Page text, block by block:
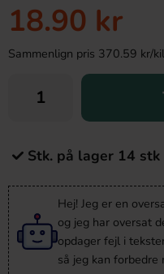
18.90 kr
Sammenlign pris 370.59 kr/
Stk. på lager 14 stk
Hej! Jeg er en
og jeg har oversat
opdager fejl i
så jeg kan forbedre